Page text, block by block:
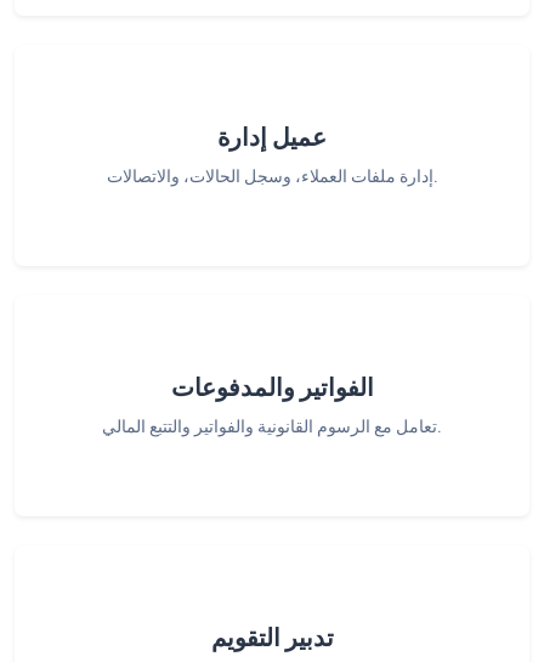
عميل إدارة
إدارة ملفات العملاء، وسجل الحالات، والاتصالات.
الفواتير والمدفوعات
تعامل مع الرسوم القانونية والفواتير والتتبع المالي.
تدبير التقويم